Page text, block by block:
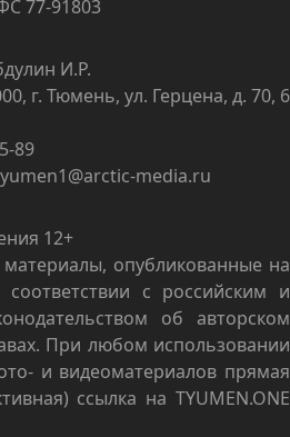
77-91803
И.Р.
г. Тюмень, ул. Герцена, д. 70, 6
89
media.ru
12+
опубликованные на
с российским и
об авторском
При любом использовании
и видеоматериалов прямая
ссылка на TYUMEN.ONE